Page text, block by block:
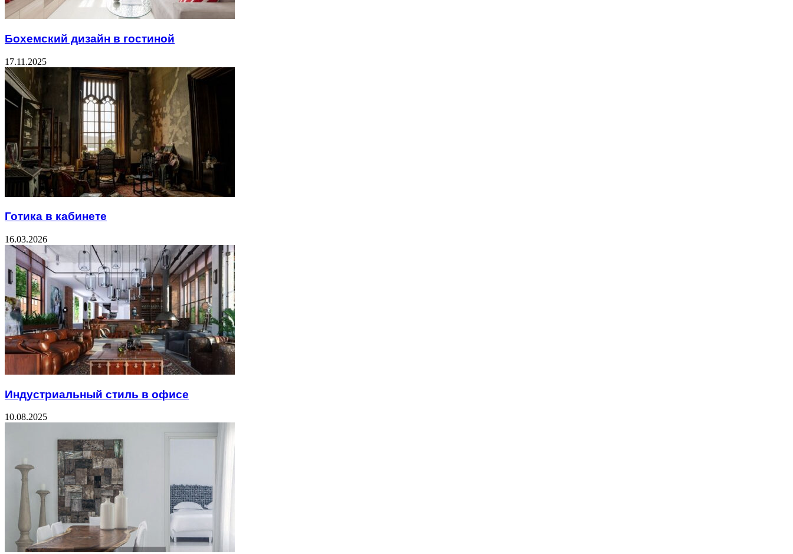
Бохемский дизайн в гостиной
17.11.2025
Готика в кабинете
16.03.2026
Индустриальный стиль в офисе
10.08.2025